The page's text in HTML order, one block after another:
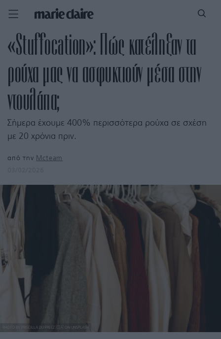
«Stuffocation»: Πώς κατέληξαν τα
ρούχα μας να ασφυκτιούν μέσα στην
ντουλάπα;
Σήμερα έχουμε 400% περισσότερα ρούχα σε σχέση
με 20 χρόνια πριν.
από την Mcteam
PHOTO BY PRISCILLA DU PREEZ 🇨🇦 ON UNSPLASH